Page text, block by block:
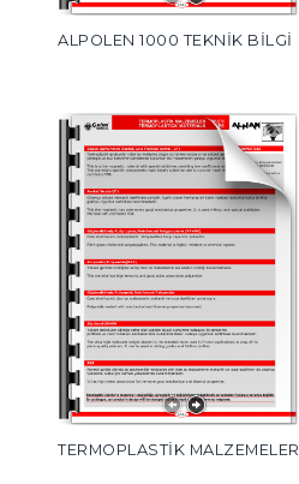
ALPOLEN 1000 TEKNİK BİLGİ
TERMOPLASTİK MALZEMELER